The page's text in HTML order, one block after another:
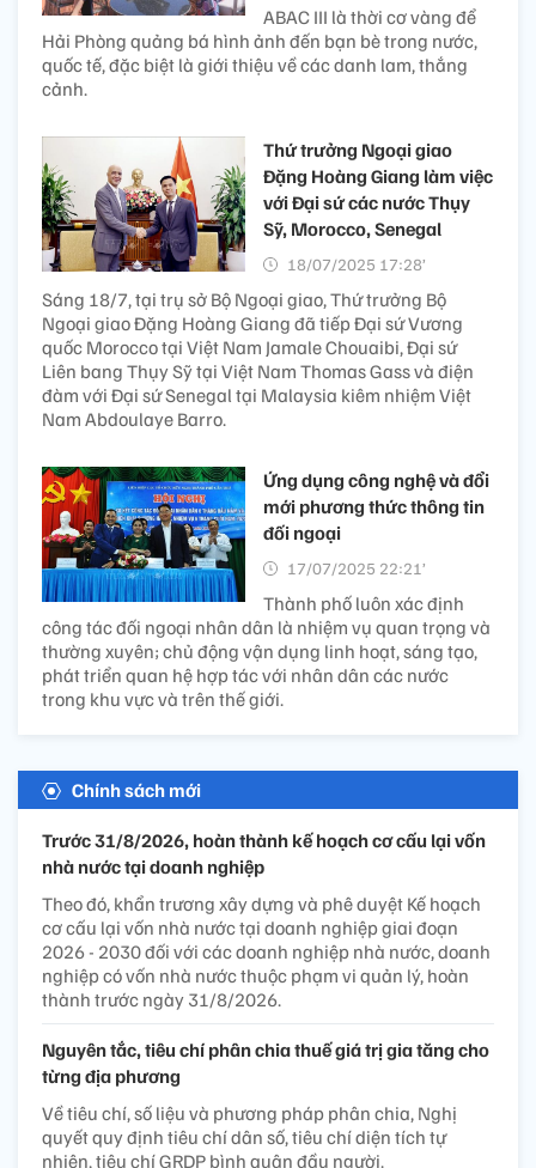
ABAC III là thời cơ vàng để
Hải Phòng quảng bá hình ảnh đến bạn bè trong nước,
quốc tế, đặc biệt là giới thiệu về các danh lam, thắng
cảnh.
Thứ trưởng Ngoại giao
Đặng Hoàng Giang làm việc
với Đại sứ các nước Thụy
Sỹ, Morocco, Senegal
18/07/2025 17:28’
Sáng 18/7, tại trụ sở Bộ Ngoại giao, Thứ trưởng Bộ
Ngoại giao Đặng Hoàng Giang đã tiếp Đại sứ Vương
quốc Morocco tại Việt Nam Jamale Chouaibi, Đại sứ
Liên bang Thụy Sỹ tại Việt Nam Thomas Gass và điện
đàm với Đại sứ Senegal tại Malaysia kiêm nhiệm Việt
Nam Abdoulaye Barro.
Ứng dụng công nghệ và đổi
mới phương thức thông tin
đối ngoại
17/07/2025 22:21’
Thành phố luôn xác định
công tác đối ngoại nhân dân là nhiệm vụ quan trọng và
thường xuyên; chủ động vận dụng linh hoạt, sáng tạo,
phát triển quan hệ hợp tác với nhân dân các nước
trong khu vực và trên thế giới.
Chính sách mới
Trước 31/8/2026, hoàn thành kế hoạch cơ cấu lại vốn
nhà nước tại doanh nghiệp
Theo đó, khẩn trương xây dựng và phê duyệt Kế hoạch
cơ cấu lại vốn nhà nước tại doanh nghiệp giai đoạn
2026 - 2030 đối với các doanh nghiệp nhà nước, doanh
nghiệp có vốn nhà nước thuộc phạm vi quản lý, hoàn
thành trước ngày 31/8/2026.
Nguyên tắc, tiêu chí phân chia thuế giá trị gia tăng cho
từng địa phương
Về tiêu chí, số liệu và phương pháp phân chia, Nghị
quyết quy định tiêu chí dân số, tiêu chí diện tích tự
nhiên, tiêu chí GRDP bình quân đầu người.